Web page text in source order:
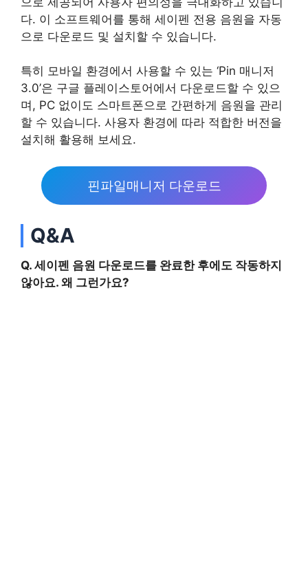
다. 이 소프트웨어를 통해 세이펜 전용 음원을 자동
으로 다운로드 및 설치할 수 있습니다.
특히 모바일 환경에서 사용할 수 있는 ‘Pin 매니저
3.0’은 구글 플레이스토어에서 다운로드할 수 있으
며, PC 없이도 스마트폰으로 간편하게 음원을 관리
할 수 있습니다. 사용자 환경에 따라 적합한 버전을
설치해 활용해 보세요.
핀파일매니저 다운로드
Q&A
Q. 세이펜 음원 다운로드를 완료한 후에도 작동하지
않아요. 왜 그런가요?